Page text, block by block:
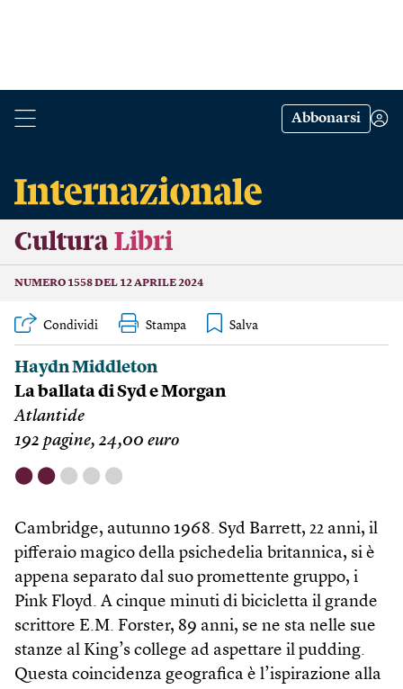
Abbonarsi
Cultura Libri
NUMERO 1558 DEL 12 APRILE 2024
Condividi Stampa
Haydn Middleton
La ballata di Syd e Morgan
Atlantide
192 pagine, 24,00 euro
⬤ ⬤ ⬤ ⬤ ⬤
Cambridge, autunno 1968. Syd Barrett, 22 anni, il
pifferaio magico della psichedelia britannica, si è
appena separato dal suo promettente gruppo, i
Pink Floyd. A cinque minuti di bicicletta il grande
scrittore E.M. Forster, 89 anni, se ne sta nelle sue
stanze al King’s college ad aspettare il pudding.
Questa coincidenza geografica è l’ispirazione alla